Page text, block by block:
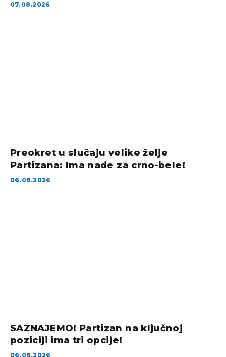
07.08.2026
Preokret u slučaju velike želje
Partizana: Ima nade za crno-bele!
06.08.2026
SAZNAJEMO! Partizan na ključnoj
poziciji ima tri opcije!
06.08.2026